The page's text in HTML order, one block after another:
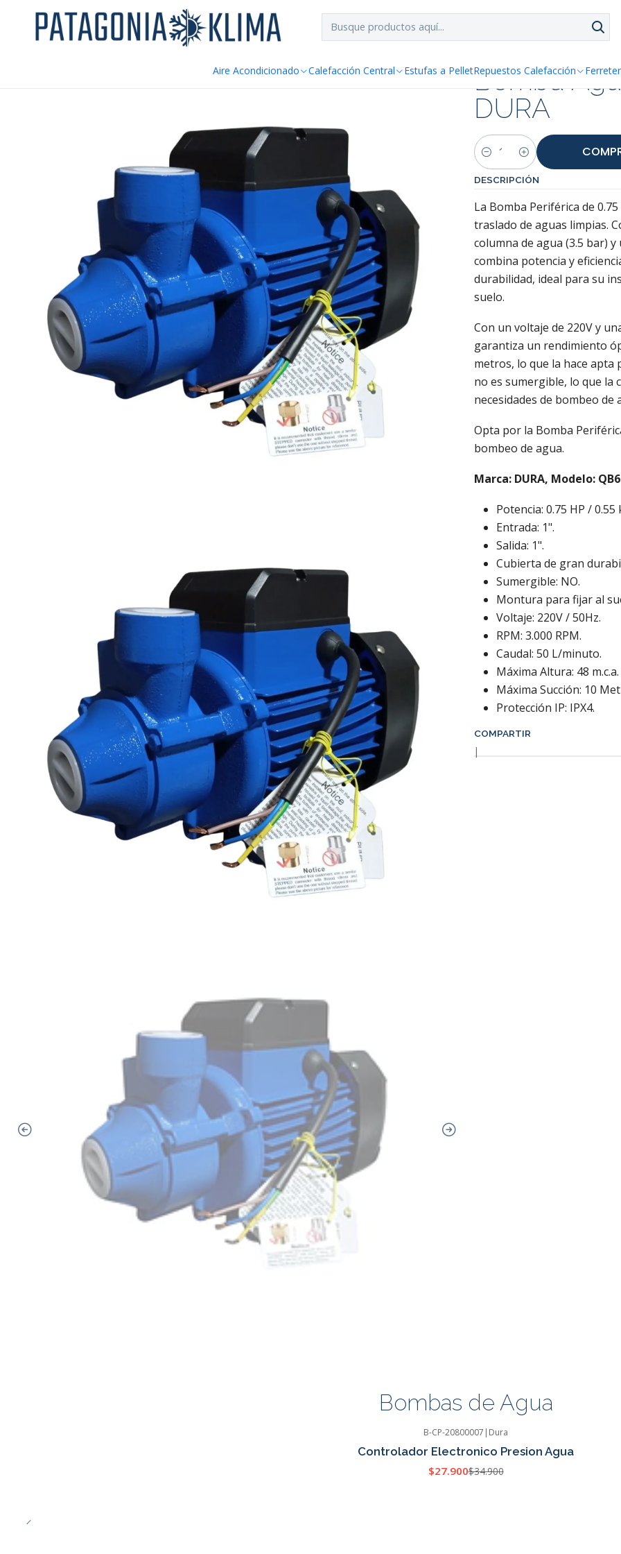
Aire Acondicionado Calefacción Central Estufas a PelletRepuestos Calefacción
Inicio Ferretería Bomba Agua Periferica 0.75 HP DURA
Bomba
DURA
Cantidad
DESCRIPCIÓN
La Bomba Periférica de
traslado de aguas limpias.
columna de agua (3.5 bar)
combina potencia y
durabilidad, ideal para su
suelo.
Con un voltaje de 220V y
garantiza un rendimiento
metros, lo que la hace apta
no es sumergible, lo que la
necesidades de bombeo de
Opta por la Bomba
bombeo de agua.
Marca: DURA, Modelo:
Potencia: 0.75 HP / 0.55
Entrada: 1".
Salida: 1".
Cubierta de gran
Sumergible: NO.
Montura para fijar al
Voltaje: 220V / 50Hz.
RPM: 3.000 RPM.
Caudal: 50 L/minuto.
Máxima Altura: 48 m.c.a.
Máxima Succión: 10
Protección IP: IPX4.
COMPARTIR
|
Bombas de Agua
B-CP-20800007 | Dura
Controlador Electronico Presion Agua
$27.900$34.900